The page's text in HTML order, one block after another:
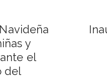
y
el
del